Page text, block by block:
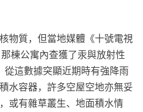
物質，但當地媒體《十號電視
棟公寓內查獲了汞與放射性
這數據突顯近期時有強降雨
水容器，許多空屋空地亦無妥
或有雜草叢生、地面積水情